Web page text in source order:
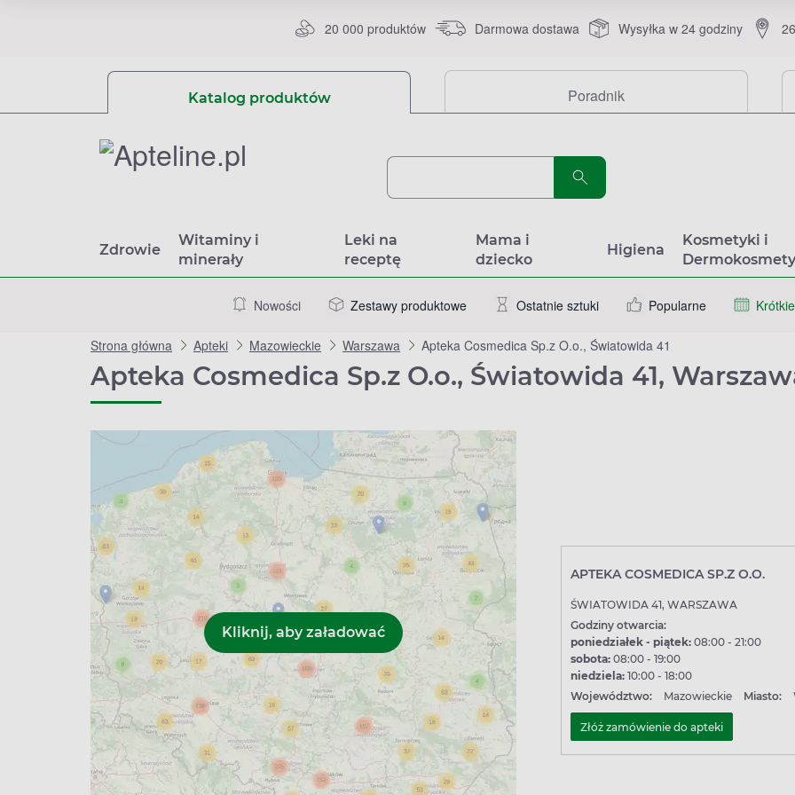
20 000 produktów Darmowa dostawa Wysyłka w 24 godziny
Katalog produktów Poradnik
Zdrowie
Witaminy i
minerały
Leki na
receptę
Mama i
dziecko
Higiena
Kosmetyki i
Nowości Zestawy produktowe Ostatnie sztuki Popularne
Strona główna Apteki Mazowieckie Warszawa Apteka Cosmedica Sp.z O.o., Światowida 41
Apteka Cosmedica Sp.z O.o., Światowida 41,
APTEKA COSMEDICA SP.Z O.O.
ŚWIATOWIDA 41, WARSZAWA
Godziny otwarcia:
poniedziałek - piątek: 08:00 - 21:00
sobota: 08:00 - 19:00
niedziela: 10:00 - 18:00
Województwo:
Mazowieckie Miasto:
Złóż zamówienie do apteki